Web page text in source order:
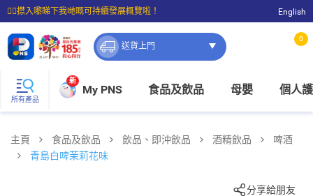
☝🏼㩒入嚟睇下我哋嘅可持續發展概覽啦！
⭐購物滿$399即享免費送貨；滿$100即可免費店取。
English
送貨上門
0
所有產品
新
My PNS 食品及飲品 母嬰 個人
主頁 食品及飲品 飲品、即沖飲品 酒精飲品
啤酒
青島白啤茉莉花味
分享給朋友